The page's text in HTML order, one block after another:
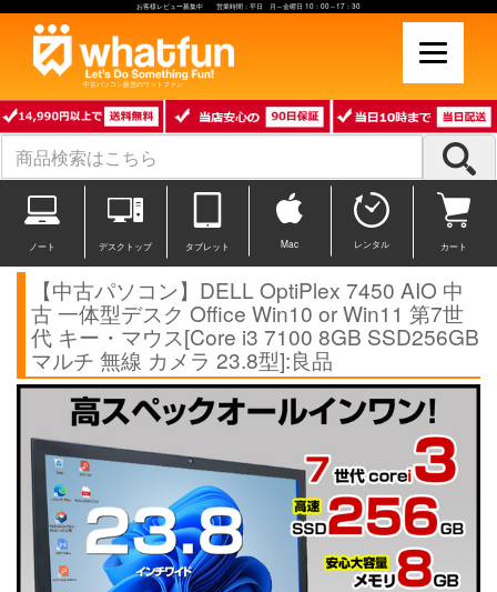
お客様レビュー募集中 営業時間：平日 月～金曜日 10：00～17：30
中古パソコン販売のワットファン
ノート デスクトップ タブレット Mac レンタル カート
【中古パソコン】DELL OptiPlex 7450 AIO 中
古 一体型デスク Office Win10 or Win11 第7世
代 キー・マウス[Core i3 7100 8GB SSD256GB
マルチ 無線 カメラ 23.8型]:良品